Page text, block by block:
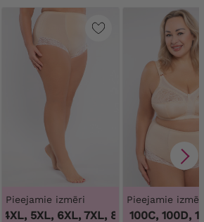
Pieejamie izmēri
4XL, 5XL, 6XL, 7XL, 8XL, 9XL, 3XL,
Pieejamie
100B, 100C, 100D,